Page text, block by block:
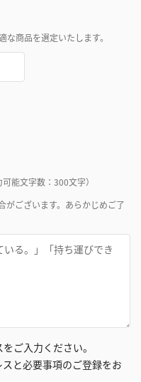
商品を選定いたします。
可能文字数：300文字）
がございます。あらかじめご了
ご入力ください。
と必要事項のご登録をお